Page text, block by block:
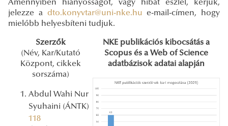
Amennyiben hiányosságot, vagy hibát észlel, kérjük,
jelezze a dto.konyvtar@uni-nke.hu e-mail-címen, hogy
mielőbb helyesbíteni tudjuk.
Szerzők
(Név, Kar/Kutató
Központ, cikkek
sorszáma)
Abdul Wahi Nur
Syuhaini (ÁNTK)
118
NKE publikációs kibocsátás a
Scopus és a Web of Science
adatbázisok adatai alapján